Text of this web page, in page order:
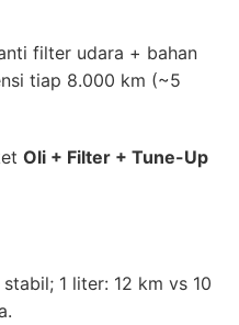
filter udara + bahan
tiap 8.000 km (~5
Oli + Filter + Tune-Up
stabil; 1 liter: 12 km vs 10